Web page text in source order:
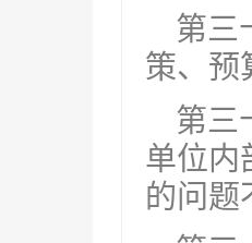
第三
策、预
第三
单位内
的问题